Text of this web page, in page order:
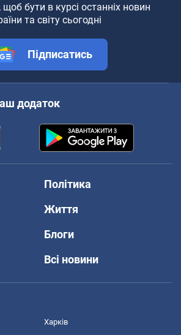
щоб бути в курсі останніх новин
та світу сьогодні
Підписатись
додаток
Політика
Життя
Блоги
Всі новини
Харків